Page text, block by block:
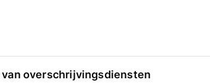
overschrijvingsdiensten